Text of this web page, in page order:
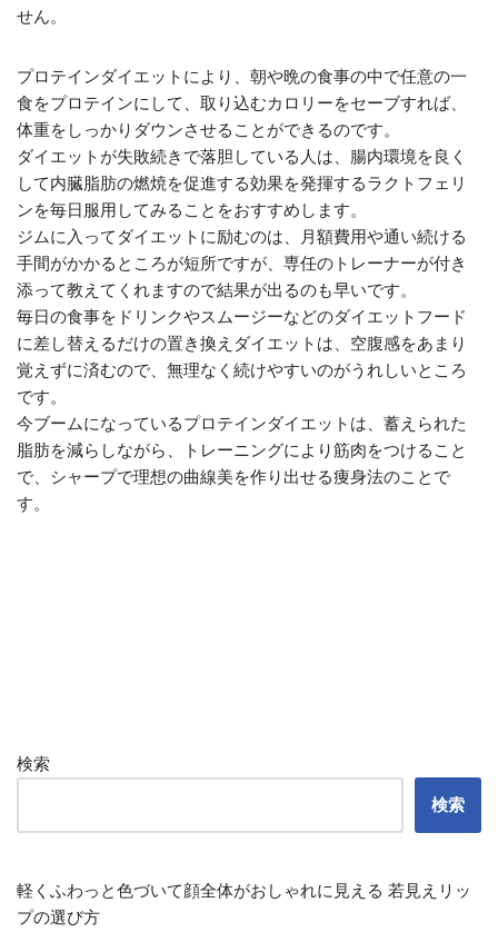
せん。
プロテインダイエットにより、朝や晩の食事の中で任意の一
食をプロテインにして、取り込むカロリーをセーブすれば、
体重をしっかりダウンさせることができるのです。
ダイエットが失敗続きで落胆している人は、腸内環境を良く
して内臓脂肪の燃焼を促進する効果を発揮するラクトフェリ
ンを毎日服用してみることをおすすめします。
ジムに入ってダイエットに励むのは、月額費用や通い続ける
手間がかかるところが短所ですが、専任のトレーナーが付き
添って教えてくれますので結果が出るのも早いです。
毎日の食事をドリンクやスムージーなどのダイエットフード
に差し替えるだけの置き換えダイエットは、空腹感をあまり
覚えずに済むので、無理なく続けやすいのがうれしいところ
です。
今ブームになっているプロテインダイエットは、蓄えられた
脂肪を減らしながら、トレーニングにより筋肉をつけること
で、シャープで理想の曲線美を作り出せる痩身法のことで
す。
検索
検索
軽くふわっと色づいて顔全体がおしゃれに見える 若見えリッ
プの選び方